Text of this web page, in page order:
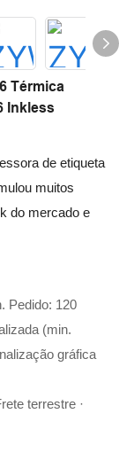
Térmica
Inkless
de etiqueta
muitos
do mercado e
Pedido: 120
(min.
gráfica
terrestre ·